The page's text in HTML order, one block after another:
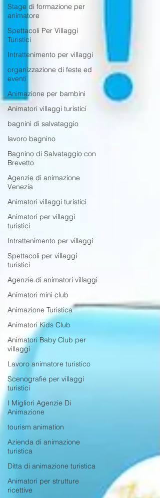
Stage di formazione per
animatore
Spettacoli Per Villaggi
Turistici
Intrattenimento per villaggi
organizzazione di feste ed
eventi
Animazione per bambini
Animatori villaggi turistici
bagnini di salvataggio
lavoro bagnino
Bagnino di Salvataggio con
Brevetto
Agenzie di animazione
Venezia
Animatori villaggi turistici
Animatori per villaggi
turistici
Intrattenimento per villaggi
Spettacoli per villaggi
turistici
Agenzie di animatori villaggi
Animatori mini club
Animazione Turistica
Animatori Kids Club
Animatori Baby Club per
villaggi
Lavoro animatore turistico
Scenografie per villaggi
turistici
I Migliori Agenzie Di
Animazione
tourism animation
Azienda di animazione
turistica
Ditta di animazione turistica
Animatori per strutture
ricettive